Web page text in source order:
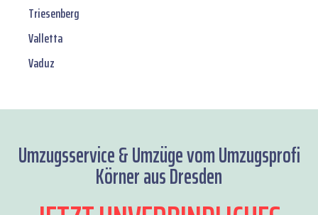
Triesenberg
Valletta
Vaduz
Umzugsservice & Umzüge vom Umzugsprofi
Körner aus Dresden